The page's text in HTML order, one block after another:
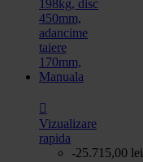

Vizualizare
rapida
-25.715,00 lei